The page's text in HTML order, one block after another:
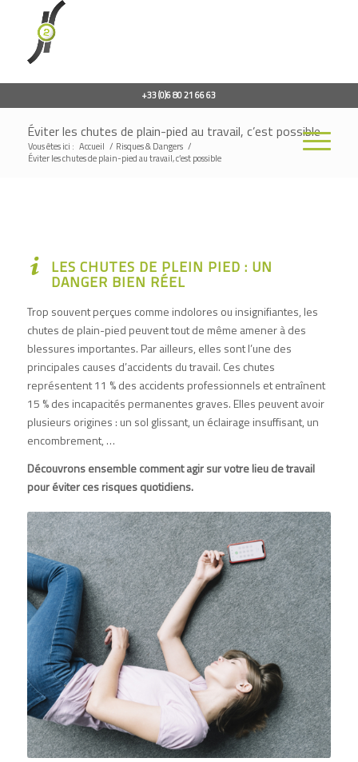
+33 (0)6 80 21 66 63
Éviter les chutes de plain-pied au travail, c’est possible
Vous êtes ici : Accueil / Risques & Dangers /
Éviter les chutes de plain-pied au travail, c’est possible
LES CHUTES DE PLEIN PIED : UN
DANGER BIEN RÉEL
Trop souvent perçues comme indolores ou insignifiantes, les
chutes de plain-pied peuvent tout de même amener à des
blessures importantes. Par ailleurs, elles sont l’une des
principales causes d’accidents du travail. Ces chutes
représentent 11 % des accidents professionnels et entraînent
15 % des incapacités permanentes graves. Elles peuvent avoir
plusieurs origines : un sol glissant, un éclairage insuffisant, un
encombrement, …
Découvrons ensemble comment agir sur votre lieu de travail
pour éviter ces risques quotidiens.